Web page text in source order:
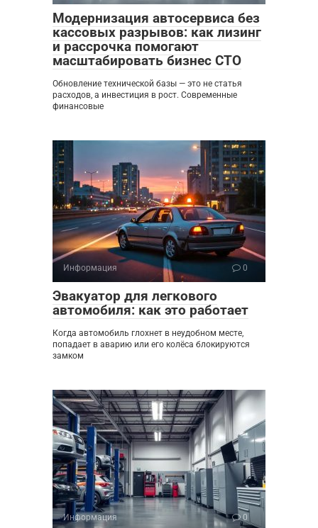
Модернизация автосервиса без
кассовых разрывов: как лизинг
и рассрочка помогают
масштабировать бизнес СТО
Обновление технической базы — это не статья
расходов, а инвестиция в рост. Современные
финансовые
Информация 0
Эвакуатор для легкового
автомобиля: как это работает
Когда автомобиль глохнет в неудобном месте,
попадает в аварию или его колёса блокируются
замком
Информация 0